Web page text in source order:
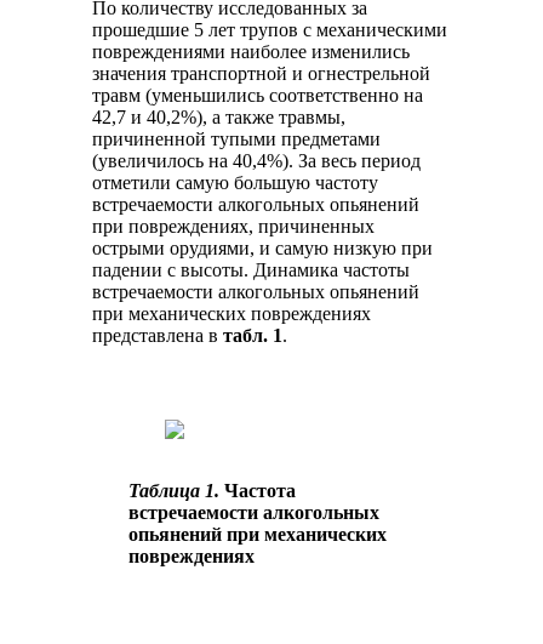
По количеству исследованных за
прошедшие 5 лет трупов с механическими
повреждениями наиболее изменились
значения транспортной и огнестрельной
травм (уменьшились соответственно на
42,7 и 40,2%), а также травмы,
причиненной тупыми предметами
(увеличилось на 40,4%). За весь период
отметили самую большую частоту
встречаемости алкогольных опьянений
при повреждениях, причиненных
острыми орудиями, и самую низкую при
падении с высоты. Динамика частоты
встречаемости алкогольных опьянений
при механических повреждениях
представлена втабл. 1.
Таблица 1. Частота
встречаемости алкогольных
опьянений при механических
повреждениях